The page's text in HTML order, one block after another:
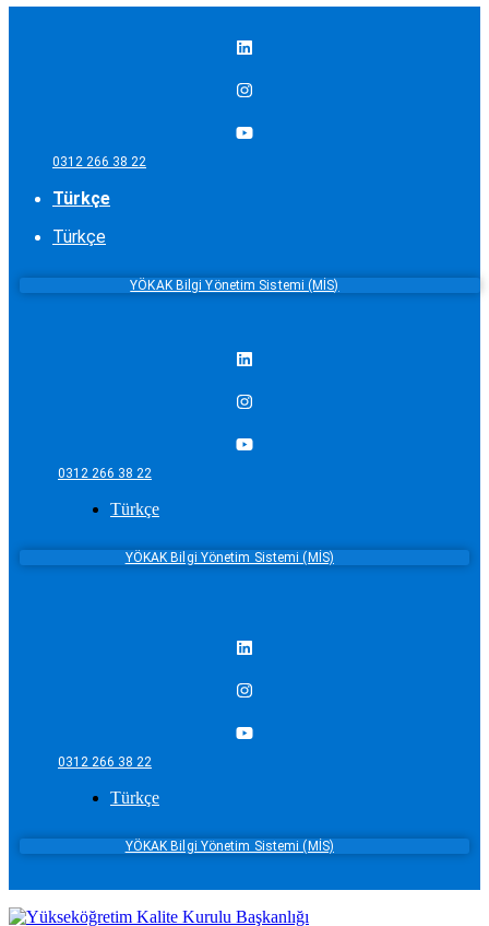
0312 266 38 22
Türkçe
Türkçe
YÖKAK Bilgi Yönetim Sistemi (MİS)
0312 266 38 22
Türkçe
YÖKAK Bilgi Yönetim Sistemi (MİS)
0312 266 38 22
Türkçe
YÖKAK Bilgi Yönetim Sistemi (MİS)